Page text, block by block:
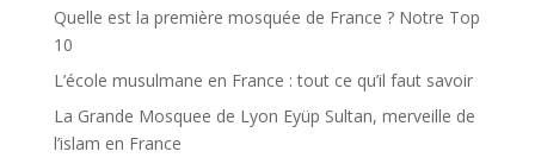
Quelle est la première mosquée de France ? Notre Top
10
L’école musulmane en France : tout ce qu’il faut savoir
La Grande Mosquee de Lyon Eyüp Sultan, merveille de
l’islam en France